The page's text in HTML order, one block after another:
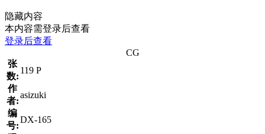
隐藏内容
本内容需登录后查看
登录后查看
CG
张
数:
119 P
作
者:
asizuki
编
号:
DX-165